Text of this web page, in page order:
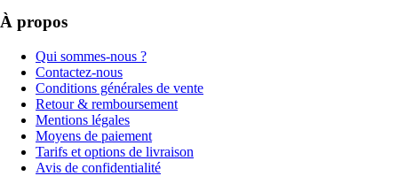
À propos
Qui sommes-nous ?
Contactez-nous
Conditions générales de vente
Retour & remboursement
Mentions légales
Moyens de paiement
Tarifs et options de livraison
Avis de confidentialité